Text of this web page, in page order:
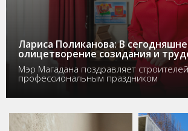
Лариса Поликанова: В
олицетворение созидания и
Мэр Магадана поздравляет
профессиональным праздником